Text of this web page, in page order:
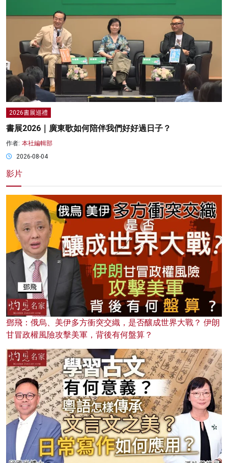
2026書展巡禮
書展2026｜廣東歌如何陪伴我們好好過日子？
作者: 本社編輯部
2026-08-04
影片
鄧飛：俄烏、美伊多方衝突交織，是否釀成世界大戰？ 伊朗
甘冒政權風險攻擊美軍，背後有何盤算？